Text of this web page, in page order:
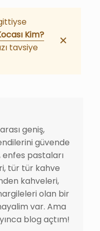
Kim?
tavsiye
✕
geniş,
güvende
enfes pastaları
tür tür kahve
kahveleri,
olan bir
var. Ama
blog açtım!